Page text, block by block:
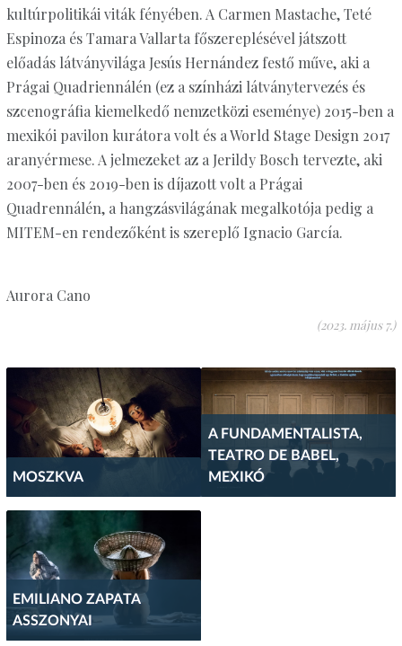
kultúrpolitikái viták fényében. A Carmen Mastache, Teté
Espinoza és Tamara Vallarta főszereplésével játszott
előadás látványvilága Jesús Hernández festő műve, aki a
Prágai Quadriennálén (ez a színházi látványtervezés és
szcenográfia kiemelkedő nemzetközi eseménye) 2015-ben a
mexikói pavilon kurátora volt és a World Stage Design 2017
aranyérmese. A jelmezeket az a Jerildy Bosch tervezte, aki
2007-ben és 2019-ben is díjazott volt a Prágai
Quadrennálén, a hangzásvilágának megalkotója pedig a
MITEM-en rendezőként is szereplő Ignacio García.
Aurora Cano
(2023. május 7.)
MOSZKVA
A FUNDAMENTALISTA,
TEATRO DE BABEL,
MEXIKÓ
EMILIANO ZAPATA
ASSZONYAI